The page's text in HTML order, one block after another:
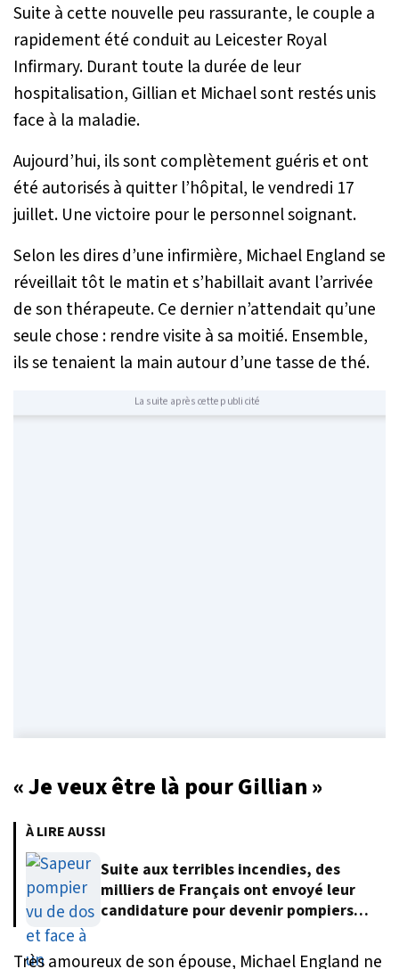
Suite à cette nouvelle peu rassurante, le couple a
rapidement été conduit au Leicester Royal
Infirmary. Durant toute la durée de leur
hospitalisation, Gillian et Michael sont restés unis
face à la maladie.
Aujourd’hui, ils sont complètement guéris et ont
été autorisés à quitter l’hôpital, le vendredi 17
juillet. Une victoire pour le personnel soignant.
Selon les dires d’une infirmière, Michael England se
réveillait tôt le matin et s’habillait avant l’arrivée
de son thérapeute. Ce dernier n’attendait qu’une
seule chose : rendre visite à sa moitié. Ensemble,
ils se tenaient la main autour d’une tasse de thé.
La suite après cette publicité
« Je veux être là pour Gillian »
À LIRE AUSSI
Suite aux terribles incendies, des
milliers de Français ont envoyé leur
candidature pour devenir pompiers
Très amoureux de son épouse, Michael England ne